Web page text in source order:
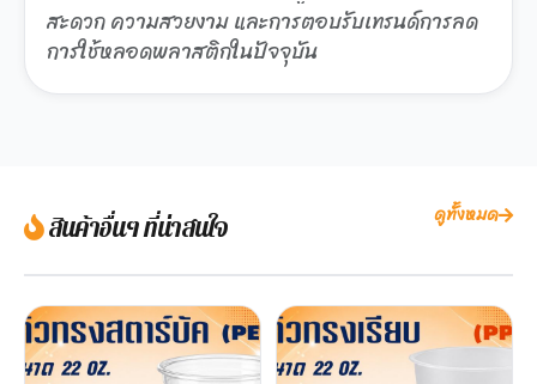
สะดวก ความสวยงาม และการตอบรับเทรนด์การลด
การใช้หลอดพลาสติกในปัจจุบัน
สินค้าอื่นๆ ที่น่าสนใจ ดูทั้งหมด